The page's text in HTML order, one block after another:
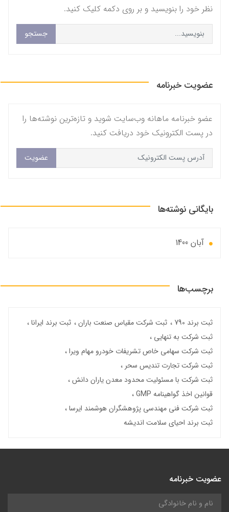
نظر خود را بنویسید و بر روی دکمه کلیک کنید.
جستجو
عضویت خبرنامه
عضو خبرنامه ماهانه وب‌سایت شوید و تازه‌ترین نوشته‌ها را
در پست الکترونیک خود دریافت کنید.
عضویت
بایگانی نوشته‌ها
آبان 1400
برچسب‌ها
ثبت برند 790 ثبت شرکت مقیاس صنعت باران
ثبت برند ایرانا
ثبت شرکت به تنهایی
ثبت شرکت سهامی خاص تشریفات خودرو مهام ویرا
ثبت شرکت تجارت تندیس سحر
ثبت شرکت با مسئولیت محدود معدن یاران دانش
قوانین اخذ گواهینامه GMP
ثبت شرکت فنی مهندسی پژوهشگران هوشمند ایرسا
ثبت برند احیای سلامت اندیشه
عضویت خبرنامه